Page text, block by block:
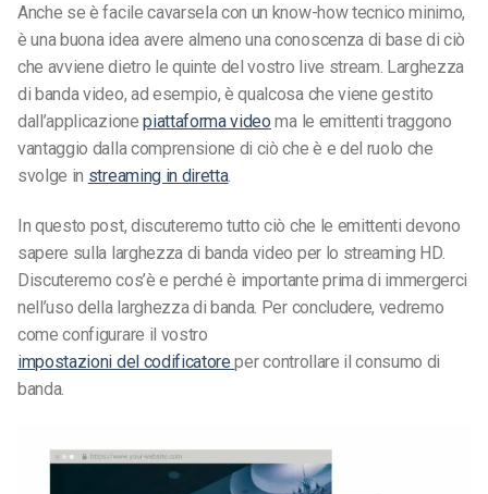
Anche se è facile cavarsela con un know-how tecnico minimo,
è una buona idea avere almeno una conoscenza di base di ciò
che avviene dietro le quinte del vostro live stream. Larghezza
di banda video, ad esempio, è qualcosa che viene gestito
dall’applicazionepiattaforma video ma le emittenti traggono
vantaggio dalla comprensione di ciò che è e del ruolo che
svolge in streaming in diretta.
In questo post, discuteremo tutto ciò che le emittenti devono
sapere sulla larghezza di banda video per lo streaming HD.
Discuteremo cos’è e perché è importante prima di immergerci
nell’uso della larghezza di banda. Per concludere, vedremo
come configurare il vostro
impostazioni del codificatore per controllare il consumo di
banda.